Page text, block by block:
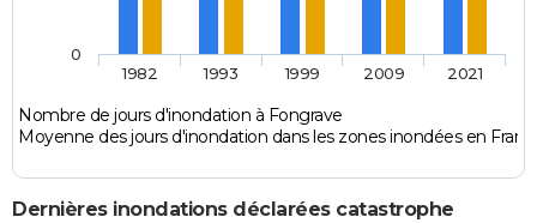
Nombre de jours d'inondation à Fongrave
Moyenne des jours d'inondation dans les zones inondées en
1982 1993 1999 2009 2021
0
Dernières inondations déclarées catastrophe